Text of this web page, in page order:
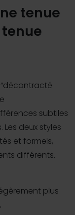
tenue
subtiles
deux styles
et formels,
différents.
plus
.